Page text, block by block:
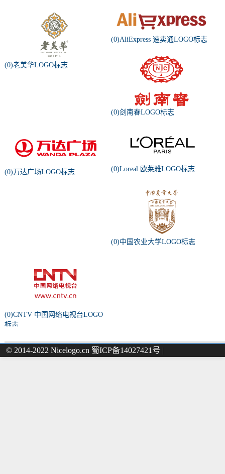
(0)老美华LOGO标志
(0)AliExpress 速卖通LOGO标志
(0)剑南春LOGO标志
(0)万达广场LOGO标志 (0)Loreal 欧莱雅LOGO标志
(0)中国农业大学LOGO标志
(0)CNTV 中国网络电视台LOGO
标志
© 2014-2022 Nicelogo.cn 蜀ICP备14027421号 |